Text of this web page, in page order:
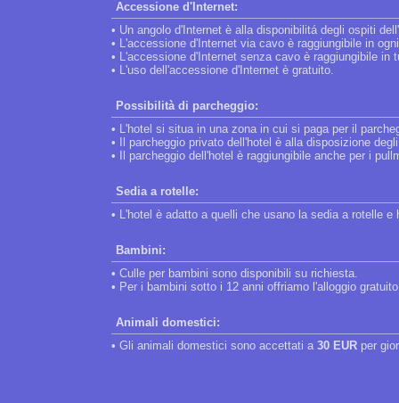
Accessione d'Internet:
• Un angolo d'Internet è alla disponibilitá degli ospiti
• L'accessione d'Internet via cavo è raggiungibile in
• L'accessione d'Internet senza cavo è raggiungibile in
• L'uso dell'accessione d'Internet è gratuito.
Possibilità di parcheggio:
• L'hotel si situa in una zona in cui si paga per il
• Il parcheggio privato dell'hotel è alla disposizione
• Il parcheggio dell'hotel è raggiungibile anche per i
Sedia a rotelle:
• L'hotel è adatto a quelli che usano la sedia a rotelle
Bambini:
• Culle per bambini sono disponibili su richiesta.
• Per i bambini sotto i 12 anni offriamo l'alloggio
Animali domestici:
• Gli animali domestici sono accettati a 30 EUR per